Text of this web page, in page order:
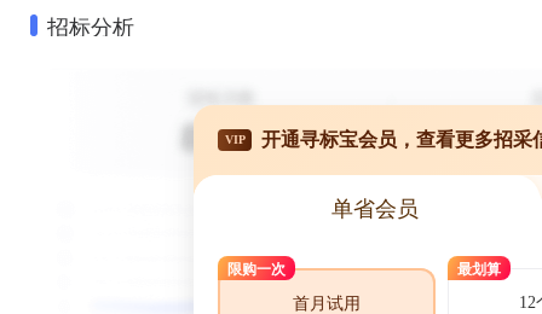
招标分析
VIP 开通寻标宝会员，查看更多招采
单省会员
限购一次
首月试用
最划算
12